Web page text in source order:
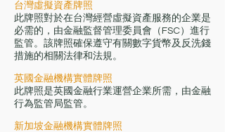
台灣虛擬資產牌照
此牌照對於在台灣經營虛擬資產服務的企業是
必需的，由金融監督管理委員會（FSC）進行
監管。該牌照確保遵守有關數字貨幣及反洗錢
措施的相關法律和法規。
英國金融機構實體牌照
此牌照是英國金融行業運營企業所需，由金融
行為監管局監管。
新加坡金融機構實體牌照